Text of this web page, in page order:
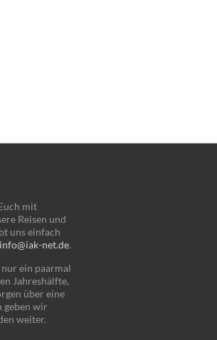
mit
Reisen und
uns einfach
info@iak-net.de.
ein paarmal
Jahreshälfte,
über eine
geben wir
weiter.